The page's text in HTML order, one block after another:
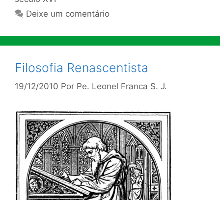
Deixe um comentário
Filosofia Renascentista
19/12/2010 Por Pe. Leonel Franca S. J.